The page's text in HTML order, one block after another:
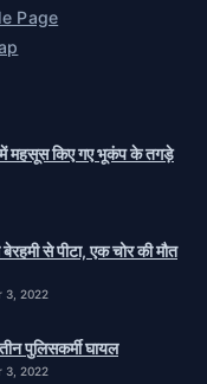
Page
में महसूस किए गए भूकंप के तगड़े
से पीटा, एक चोर की मौत
3, 2022
पुलिसकर्मी घायल
3, 2022